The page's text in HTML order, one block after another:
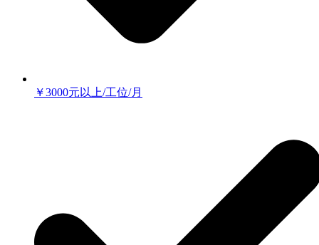
￥3000元以上/工位/月